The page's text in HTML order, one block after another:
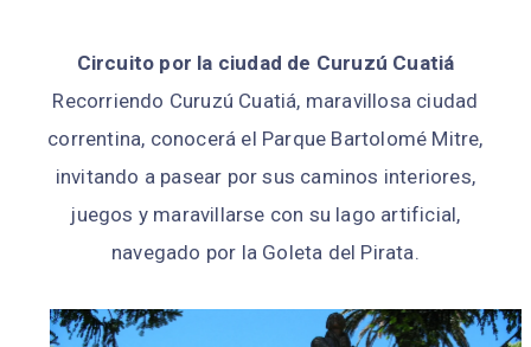
Circuito por la ciudad de Curuzú Cuatiá
Recorriendo Curuzú Cuatiá, maravillosa ciudad
correntina, conocerá el Parque Bartolomé Mitre,
invitando a pasear por sus caminos interiores,
juegos y maravillarse con su lago artificial,
navegado por la Goleta del Pirata.